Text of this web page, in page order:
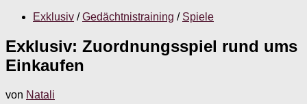
Exklusiv / Gedächtnistraining / Spiele
Exklusiv: Zuordnungsspiel rund ums
Einkaufen
von Natali